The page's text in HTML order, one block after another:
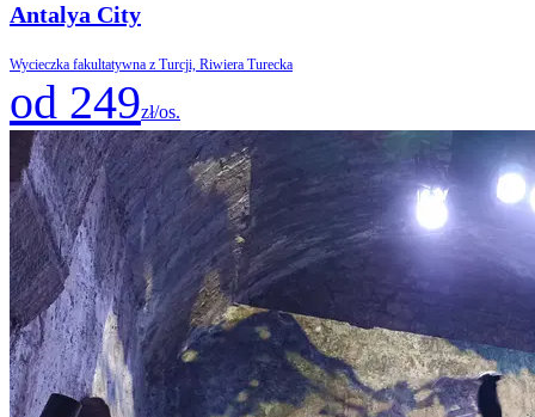
Antalya City
Wycieczka fakultatywna z Turcji, Riwiera Turecka
od 249zł/os.